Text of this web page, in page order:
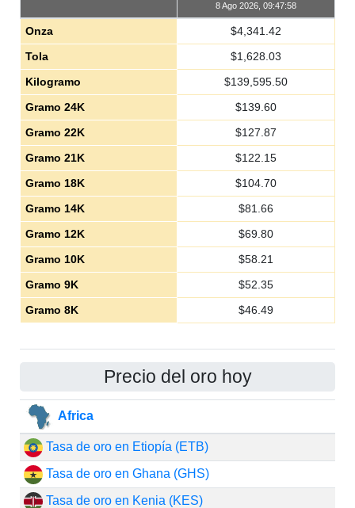
8 Ago 2026, 09:47:58
Onza $4,341.42
Tola
$1,628.03
Kilogramo
$139,595.50
Gramo 24K
$139.60
Gramo 22K
$127.87
Gramo 21K
$122.15
Gramo 18K
$104.70
Gramo 14K
$81.66
Gramo 12K
$69.80
Gramo 10K
$58.21
Gramo 9K
$52.35
Gramo 8K
$46.49
Precio del oro hoy
Africa
Tasa de oro en Etiopía (ETB)
Tasa de oro en Ghana (GHS)
Tasa de oro en Kenia (KES)